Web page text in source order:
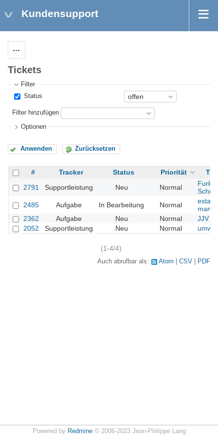
Kundensupport
Tickets
Filter
Status
Filter hinzufügen
Optionen
Anwenden Zurücksetzen
# Tracker Status Priorität
2791
Supportleistung Neu Normal
2485
Aufgabe In Bearbeitung Normal
estate
2362
Aufgabe Neu Normal
JJV /
2052
Supportleistung Neu Normal
(1-4/4)
Auch abrufbar als: Atom CSV PDF
Powered by Redmine© 2006-2023 Jean-Philippe Lang